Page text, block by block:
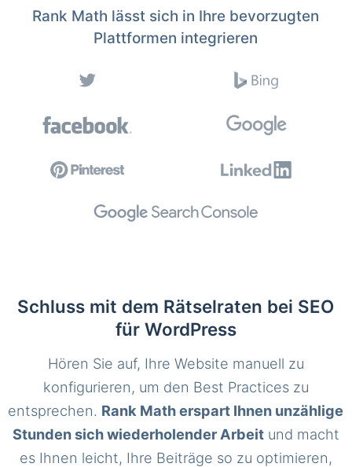
Rank Math lässt sich in Ihre bevorzugten
Plattformen integrieren
Schluss mit dem Rätselraten bei SEO
für WordPress
Hören Sie auf, Ihre Website manuell zu
konfigurieren, um den Best Practices zu
entsprechen. Rank Math erspart Ihnen unzählige
Stunden sich wiederholender Arbeitund macht
es Ihnen leicht, Ihre Beiträge so zu optimieren,